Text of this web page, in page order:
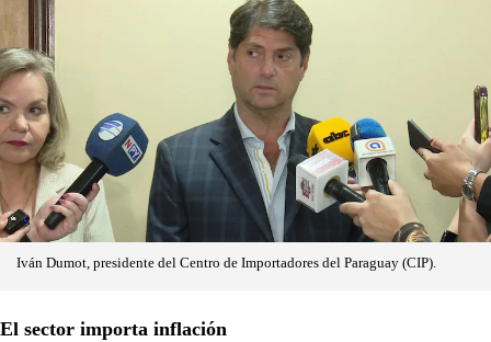
Iván Dumot, presidente del Centro de Importadores del Paraguay (CIP).
El sector importa inflación